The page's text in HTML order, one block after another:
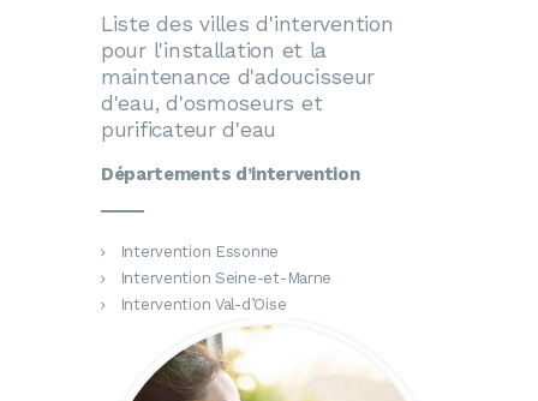
Liste des villes d'intervention
pour l'installation et la
maintenance d'adoucisseur
d'eau, d'osmoseurs et
purificateur d'eau
Départements d’intervention
Intervention Essonne
Intervention Seine-et-Marne
Intervention Val-d’Oise